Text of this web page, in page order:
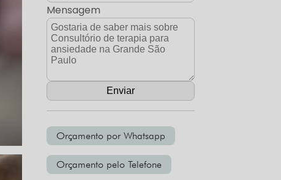
Mensagem
Orçamento por Whatsapp
Orçamento pelo Telefone